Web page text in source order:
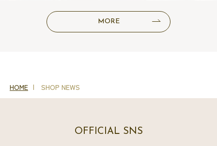
MORE
HOME SHOP NEWS
OFFICIAL SNS